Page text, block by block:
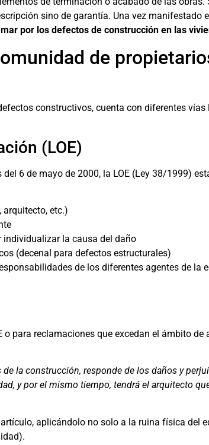
sino de garantía. Una vez manifestado
por los defectos de construcción en las
de
constructivos, cuenta con diferentes
(LOE)
6 de mayo de 2000, la LOE (Ley 38/1999)
arquitecto, etc.)
individualizar la causa del daño
(decenal para defectos estructurales)
de los diferentes agentes de
para reclamaciones que excedan el ámbito
la construcción, responde de los daños y
y por el mismo tiempo, tendrá el arquitecto
aplicándolo no solo a la ruina física del